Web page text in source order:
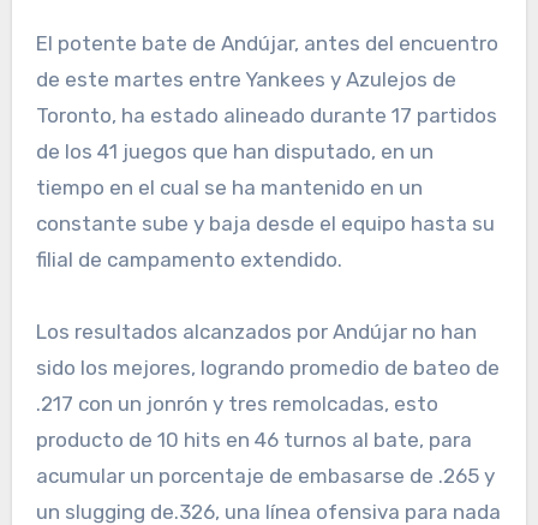
El potente bate de Andújar, antes del encuentro
de este martes entre Yankees y Azulejos de
Toronto, ha estado alineado durante 17 partidos
de los 41 juegos que han disputado, en un
tiempo en el cual se ha mantenido en un
constante sube y baja desde el equipo hasta su
filial de campamento extendido.
Los resultados alcanzados por Andújar no han
sido los mejores, logrando promedio de bateo de
.217 con un jonrón y tres remolcadas, esto
producto de 10 hits en 46 turnos al bate, para
acumular un porcentaje de embasarse de .265 y
un slugging de.326, una línea ofensiva para nada